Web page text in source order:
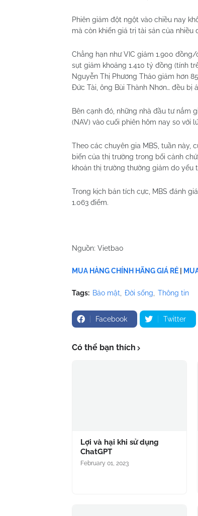
Phiên giảm đột ngột vào chiều nay
mà còn khiến giá trị tài sản của nhiều
Chẳng hạn như VIC giảm 1.900
sụt giảm khoảng 1.410 tỷ đồng (tính
Nguyễn Thị Phương Thảo giảm hơn
Đức Tài, ông Bùi Thành Nhơn… đều bị
Bên cạnh đó, những nhà đầu tư nắm
(NAV) vào cuối phiên hôm nay so với
Theo các chuyên gia MBS, tuần này,
biến của thị trường trong bối cảnh
khoản thị trường thường giảm do yếu
Trong kịch bản tích cực, MBS đánh
1.063 điểm.
Nguồn: Vietbao
MUA HÀNG CHÍNH HÃNG GIÁ RẺ
Tags: Bảo mật Đời sống Thông tin
Facebook Twitter
Có thể bạn thích
Lợi và hại khi sử dụng
ChatGPT
February 01, 2023